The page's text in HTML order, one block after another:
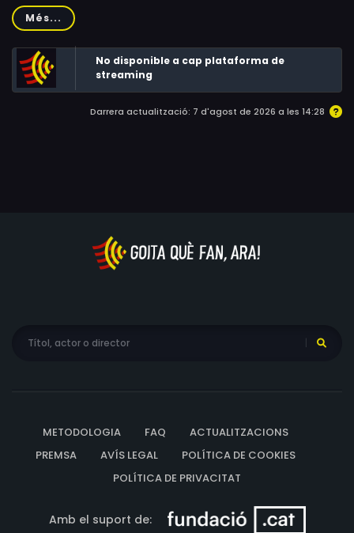
que les tensions creixen, tres tietes excèntriques
decideixen organitzar un judici surrealista com a últim
recurs per restaurar la pau.
Més...
No disponible a cap plataforma de
streaming
Darrera actualització: 7 d'agost de 2026 a les 14:28
METODOLOGIA FAQ
ACTUALITZACIONS
PREMSA
AVÍS LEGAL
POLÍTICA DE COOKIES
POLÍTICA DE PRIVACITAT
Amb el suport de: